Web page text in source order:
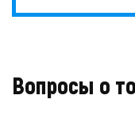
Вопросы о